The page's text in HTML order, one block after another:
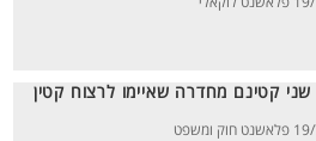
שני קטינם מחדרה שאיימו לרצוח קטין
ומשפט